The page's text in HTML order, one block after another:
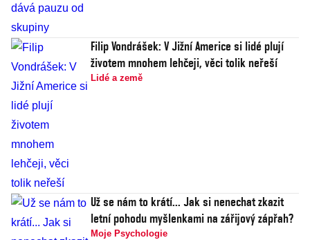
Filip Vondrášek: V Jižní Americe si lidé plují
životem mnohem lehčeji, věci tolik neřeší
Lidé a země
Už se nám to krátí... Jak si nenechat zkazit
letní pohodu myšlenkami na zářijový zápřah?
Moje Psychologie